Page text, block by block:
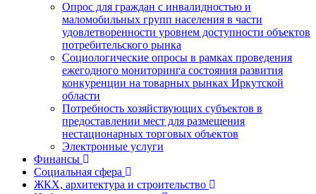
Опрос для граждан с инвалидностью и
маломобильных групп населения в части
удовлетворенности уровнем доступности объектов
потребительского рынка
Социологические опросы в рамках проведения
ежегодного мониторинга состояния развития
конкуренции на товарных рынках Иркутской
области
Потребность хозяйствующих субъектов в
предоставлении мест для размещения
нестационарных торговых объектов
Электронные услуги
Финансы
Социальная сфера
ЖКХ, архитектура и строительство